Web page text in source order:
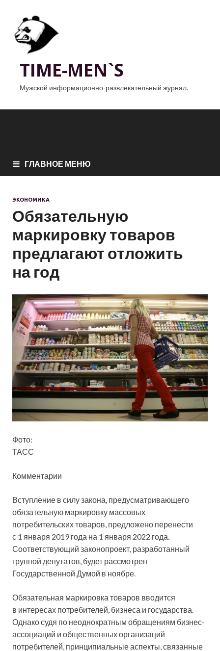
TIME-MEN`S
Мужской информационно-развлекательный журнал.
ГЛАВНОЕ МЕНЮ
ЭКОНОМИКА
Обязательную
маркировку товаров
предлагают отложить
на год
Фото:
ТАСС
Комментарии
Вступление в силу закона, предусматривающего
обязательную маркировку массовых
потребительских товаров, предложено перенести
с 1 января 2019 года на 1 января 2022 года.
Соответствующий законопроект, разработанный
группой депутатов, будет рассмотрен
Государственной Думой в ноябре.
Обязательная маркировка товаров вводится
в интересах потребителей, бизнеса и государства.
Однако судя по неоднократным обращениям бизнес-
ассоциаций и общественных организаций
потребителей, принципиальные аспекты, связанные